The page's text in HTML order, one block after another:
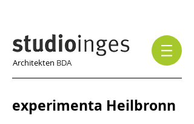
Architekten BDA
experimenta Heilbronn